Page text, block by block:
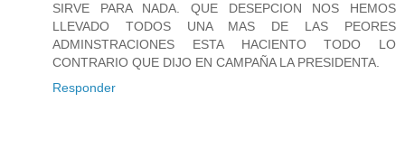
SIRVE PARA NADA. QUE DESEPCION NOS HEMOS
LLEVADO TODOS UNA MAS DE LAS PEORES
ADMINSTRACIONES ESTA HACIENTO TODO LO
CONTRARIO QUE DIJO EN CAMPAÑA LA PRESIDENTA.
Responder